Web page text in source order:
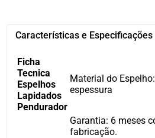
Características e Especificações
Ficha
Tecnica
Espelhos
Lapidados
Pendurador
Material do
espessura
Garantia: 6 meses
fabricação.